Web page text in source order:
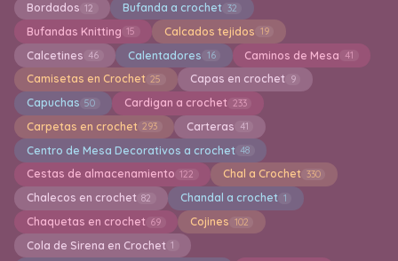
Bordados 12 Bufanda a crochet 32
Bufandas Knitting 15 Calcados tejidos 19
Calcetines 46 Calentadores 16 Caminos de Mesa 41
Camisetas en Crochet 25 Capas en crochet 9
Capuchas 50 Cardigan a crochet 233
Carpetas en crochet 293 Carteras 41
Centro de Mesa Decorativos a crochet 48
Cestas de almacenamiento 122 Chal a Crochet 330
Chalecos en crochet 82 Chandal a crochet 1
Chaquetas en crochet 69 Cojines 102
Cola de Sirena en Crochet 1